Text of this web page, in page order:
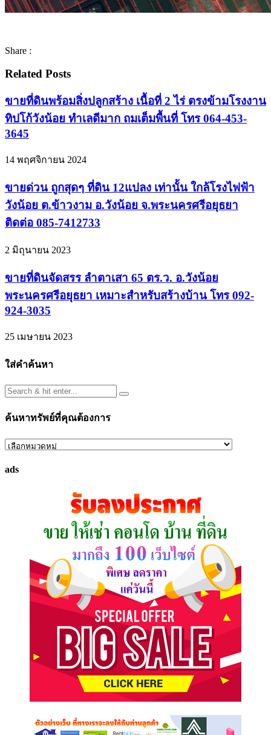
Share :
Related Posts
ขายที่ดินพร้อมสิ่งปลูกสร้าง เนื้อที่ 2 ไร่ ตรงข้ามโรงงาน
ทิปโก้วังน้อย ทำเลดีมาก ถมเต็มพื้นที่ โทร 064-453-
3645
14 พฤศจิกายน 2024
ขายด่วน ถูกสุดๆ ที่ดิน 12แปลง เท่านั้น ใกล้โรงไฟฟ้า
วังน้อย ต.ข้าวงาม อ.วังน้อย จ.พระนครศรีอยุธยา
ติดต่อ 085-7412733
2 มิถุนายน 2023
ขายที่ดินจัดสรร ลำตาเสา 65 ตร.ว. อ.วังน้อย
พระนครศรีอยุธยา เหมาะสำหรับสร้างบ้าน โทร 092-
924-3035
25 เมษายน 2023
ใส่คำค้นหา
ค้นหาทรัพย์ที่คุณต้องการ
ค้นหา
ที่
ads